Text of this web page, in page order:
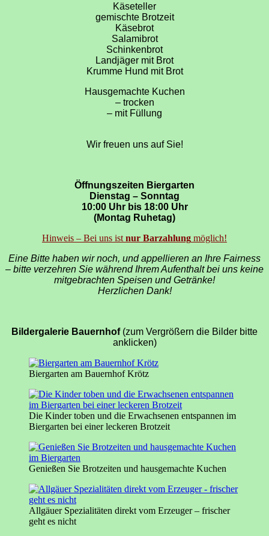
Käseteller
gemischte Brotzeit
Käsebrot
Salamibrot
Schinkenbrot
Landjäger mit Brot
Krumme Hund mit Brot
Hausgemachte Kuchen
– trocken
– mit Füllung
Wir freuen uns auf Sie!
Öffnungszeiten Biergarten
Dienstag – Sonntag
10:00 Uhr bis 18:00 Uhr
(Montag Ruhetag)
Hinweis – Bei uns ist nur Barzahlung möglich!
Eine Bitte haben wir noch, und appellieren an Ihre Fairness
– bitte verzehren Sie während Ihrem Aufenthalt bei uns keine
mitgebrachten Speisen und Getränke!
Herzlichen Dank!
Bildergalerie Bauernhof(zum Vergrößern die Bilder bitte
anklicken)
Biergarten am Bauernhof Krötz
Die Kinder toben und die Erwachsenen entspannen im
Biergarten bei einer leckeren Brotzeit
Genießen Sie Brotzeiten und hausgemachte Kuchen
Allgäuer Spezialitäten direkt vom Erzeuger – frischer
geht es nicht